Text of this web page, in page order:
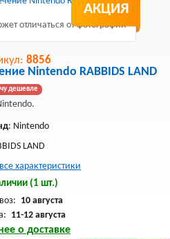
АКЦИЯ
отличаться от фотографии
8856
Nintendo RABBIDS LAND
дешевле
: Nintendo
LAND
характеристики
(1 шт.)
10 августа
11-12 августа
о доставке